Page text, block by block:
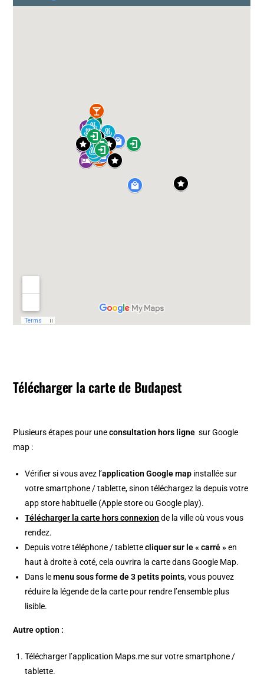
Télécharger la carte de Budapest
Plusieurs étapes pour uneconsultation hors ligne sur Google
map :
Vérifier si vous avez l’application Google map installée sur
votre smartphone / tablette, sinon téléchargez la depuis votre
app store habituelle (Apple store ou Google play).
Télécharger la carte hors connexion de la ville où vous vous
rendez.
Depuis votre téléphone / tablettecliquer sur le « carré »en
haut à droite à coté, cela ouvrira la carte dans Google Map.
Dans lemenu sous forme de 3 petits points, vous pouvez
réduire la légende de la carte pour rendre l’ensemble plus
lisible.
Autre option :
Télécharger l’application Maps.me sur votre smartphone /
tablette.